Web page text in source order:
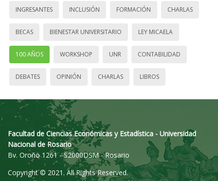
INGRESANTES INCLUSIÓN FORMACIÓN CHARLAS
BECAS BIENESTAR UNIVERSITARIO LEY MICAELA
100 AÑOS WORKSHOP UNR CONTABILIDAD
DEBATES OPINIÓN CHARLAS LIBROS
Facultad de Ciencias Económicas y Estadística - Universidad
Nacional de Rosario
Bv. Oroño 1261 - S2000DSM - Rosario
Copyright © 2021. All Rights Reserved.